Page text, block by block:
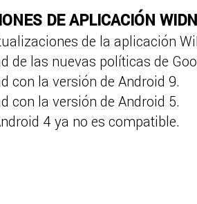
DE APLICACIÓN
de la aplicación
de las nuevas políticas de
con la versión de Android 9.
con la versión de Android 5.
4 ya no es compatible.